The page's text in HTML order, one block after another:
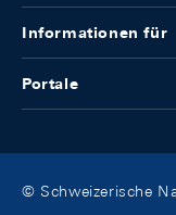
Informationen für
Portale
© Schweizerische